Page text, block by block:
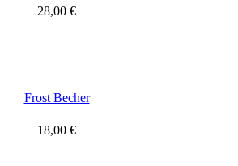
28,00 €
Frost Becher
18,00 €